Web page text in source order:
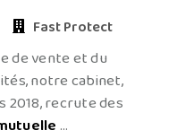
Fast Protect
de vente et du
notre cabinet,
2018, recrute des
...